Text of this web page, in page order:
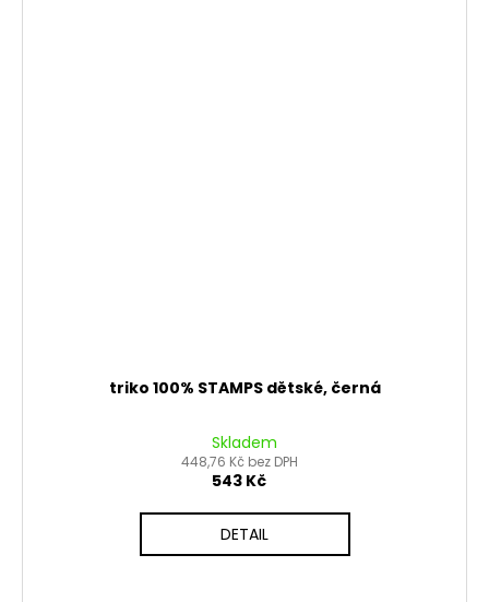
triko 100% STAMPS dětské, černá
Skladem
448,76 Kč bez DPH
543 Kč
DETAIL